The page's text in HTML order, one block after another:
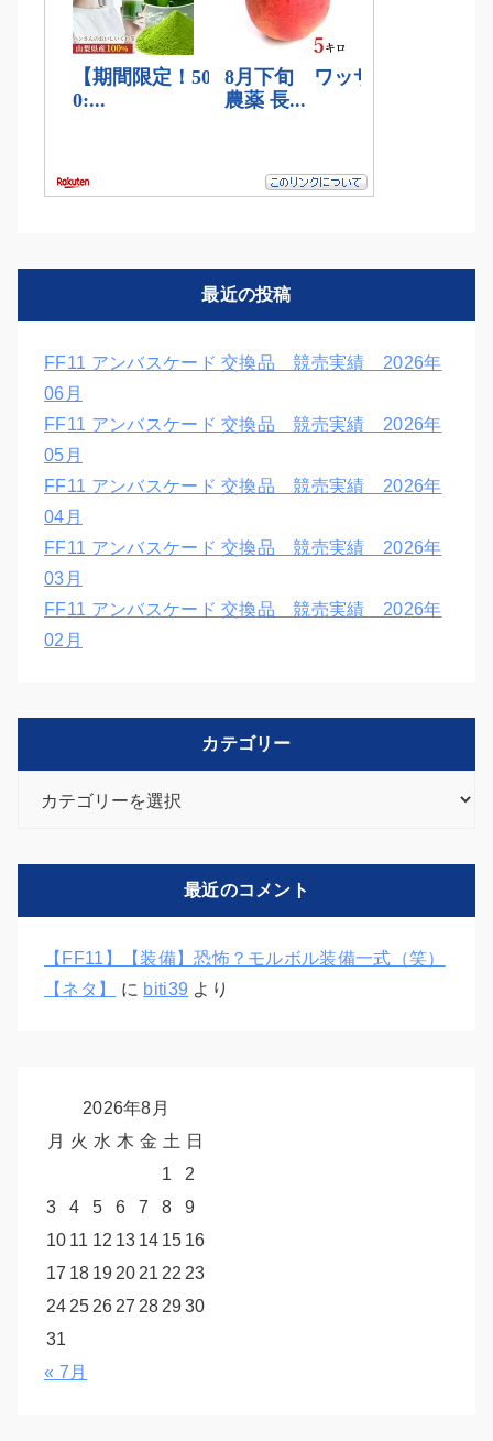
最近の投稿
FF11 アンバスケード 交換品 競売実績 2026年
06月
FF11 アンバスケード 交換品 競売実績 2026年
05月
FF11 アンバスケード 交換品 競売実績 2026年
04月
FF11 アンバスケード 交換品 競売実績 2026年
03月
FF11 アンバスケード 交換品 競売実績 2026年
02月
カテゴリー
最近のコメント
【FF11】【装備】恐怖？モルボル装備一式（笑）
【ネタ】
に biti39 より
2026年8月
月 火 水 木 金 土 日
1
2
3
4 5 6 7 8
9
10 11 12 13 14 15 16
17 18 19 20 21 22 23
24 25 26 27 28 2930
31
« 7月